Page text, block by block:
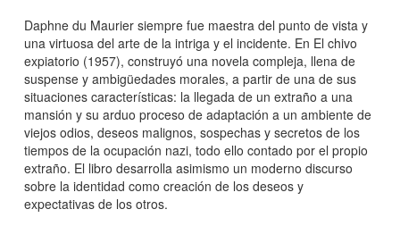
Daphne du Maurier siempre fue maestra del punto de vista y
una virtuosa del arte de la intriga y el incidente. En El chivo
expiatorio (1957), construyó una novela compleja, llena de
suspense y ambigüedades morales, a partir de una de sus
situaciones características: la llegada de un extraño a una
mansión y su arduo proceso de adaptación a un ambiente de
viejos odios, deseos malignos, sospechas y secretos de los
tiempos de la ocupación nazi, todo ello contado por el propio
extraño. El libro desarrolla asimismo un moderno discurso
sobre la identidad como creación de los deseos y
expectativas de los otros.